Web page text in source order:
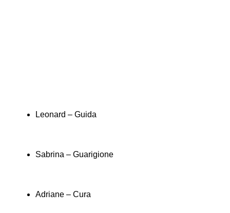
Leonard – Guida
Sabrina – Guarigione
Adriane – Cura